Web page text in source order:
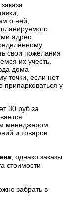
о ней;
адрес.
свои пожелания
их учесть.
дома
точки, если нет
припарковаться у
30 руб за
менеджером.
и товаров
, однако заказы
стоимости
забрать в